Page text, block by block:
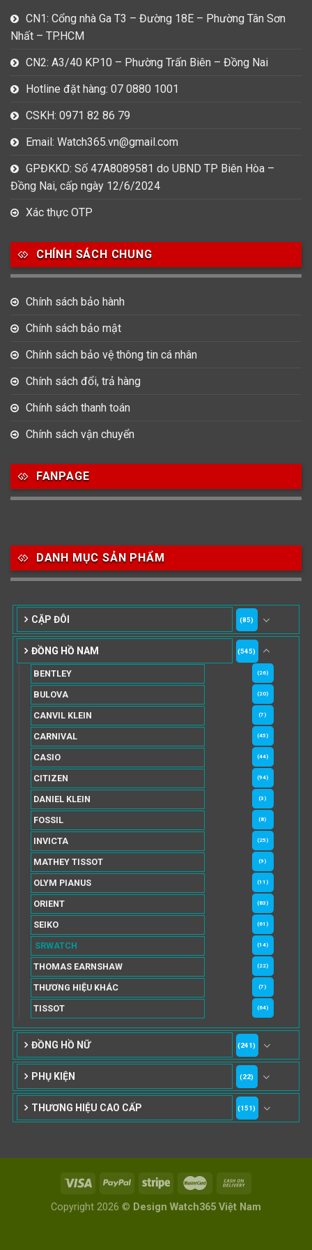
CN1: Cổng nhà Ga T3 – Đường 18E – Phường Tân Sơn
Nhất – TP.HCM
CN2: A3/40 KP10 – Phường Trấn Biên – Đồng Nai
Hotline đặt hàng: 07 0880 1001
CSKH: 0971 82 86 79
Email: Watch365.vn@gmail.com
GPĐKKD: Số 47A8089581 do UBND TP Biên Hòa –
Đồng Nai, cấp ngày 12/6/2024
Xác thực OTP
CHÍNH SÁCH CHUNG
Chính sách bảo hành
Chính sách bảo mật
Chính sách bảo vệ thông tin cá nhân
Chính sách đổi, trả hàng
Chính sách thanh toán
Chính sách vận chuyển
FANPAGE
DANH MỤC SẢN PHẨM
CẶP ĐÔI (85)
ĐỒNG HỒ NAM (545)
BENTLEY (26)
BULOVA (20)
CANVIL KLEIN (7)
CARNIVAL (45)
CASIO (44)
CITIZEN (94)
DANIEL KLEIN (3)
FOSSIL (8)
INVICTA (25)
MATHEY TISSOT (9)
OLYM PIANUS (11)
ORIENT (83)
SEIKO (61)
SRWATCH (14)
THOMAS EARNSHAW (22)
THƯƠNG HIỆU KHÁC (7)
TISSOT (64)
ĐỒNG HỒ NỮ (241)
PHỤ KIỆN (22)
THƯƠNG HIỆU CAO CẤP (151)
Copyright 2026 © Design Watch365 Việt Nam